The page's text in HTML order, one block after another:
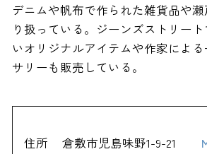
デニムや帆布で作られた雑貨品や
り扱っている。ジーンズストリー
いオリジナルアイテムや作家によ
サリーも販売している。
住所 倉敷市児島味野1-9-21